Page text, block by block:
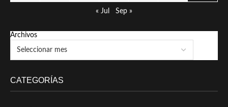
« Jul Sep »
Archivos
CATEGORÍAS